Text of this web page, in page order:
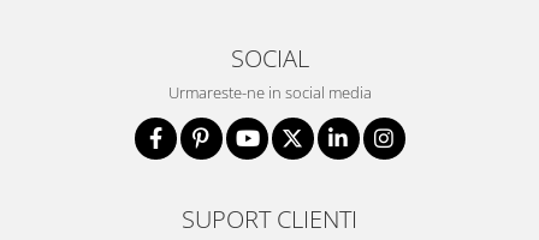
SOCIAL
Urmareste-ne in social media
SUPORT CLIENTI